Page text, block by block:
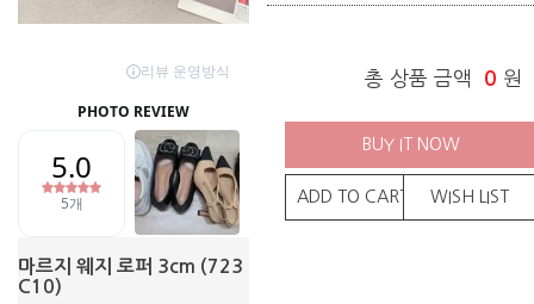
마르지 웨지 로퍼 3cm (723
C10)
총 상품 금액 0 원
BUY IT NOW
ADD TO CART WISH LIST